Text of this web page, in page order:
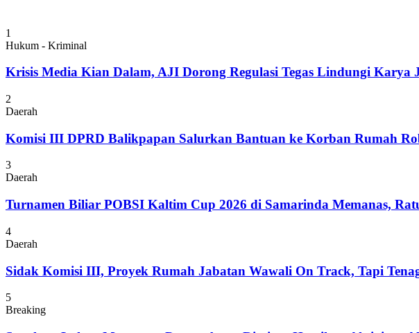
1
Hukum - Kriminal
Krisis Media Kian Dalam, AJI Dorong Regulasi Tegas Lindungi Karya
2
Daerah
Komisi III DPRD Balikpapan Salurkan Bantuan ke Korban Rumah
3
Daerah
Turnamen Biliar POBSI Kaltim Cup 2026 di Samarinda Memanas,
4
Daerah
Sidak Komisi III, Proyek Rumah Jabatan Wawali On Track, Tapi
5
Breaking